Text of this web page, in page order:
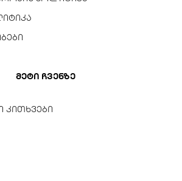
მეტი ჩვენზე
კითხვები